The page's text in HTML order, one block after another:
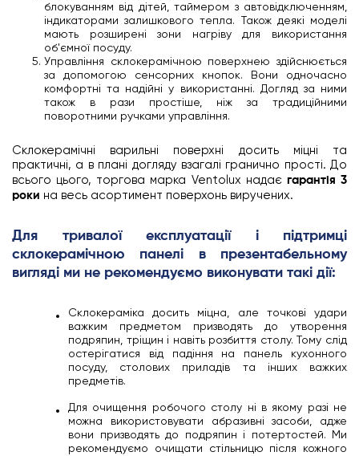
блокуванням від дітей, таймером з автовідключенням,
індикаторами залишкового тепла. Також деякі моделі
мають розширені зони нагріву для використання
об'ємної посуду.
Управління склокерамічною поверхнею здійснюється
за допомогою сенсорних кнопок. Вони одночасно
комфортні та надійні у використанні. Догляд за ними
також в рази простіше, ніж за традиційними
поворотними ручками управління.
Склокерамічні варильні поверхні досить міцні та
практичні, а в плані догляду взагалі гранично прості. До
всього цього, торгова марка Ventolux надає гарантія 3
роки на весь асортимент поверхонь виручених.
Для тривалої експлуатації і підтримці
склокерамічною панелі в презентабельному
вигляді ми не рекомендуємо виконувати такі дії:
Склокераміка досить міцна, але точкові удари
важким предметом призводять до утворення
подряпин, тріщин і навіть розбиття столу. Тому слід
остерігатися від падіння на панель кухонного
посуду, столових приладів та інших важких
предметів.
Для очищення робочого столу ні в якому разі не
можна використовувати абразивні засоби, адже
вони призводять до подряпин і потертостей. Ми
рекомендуємо очищати стільницю після кожного